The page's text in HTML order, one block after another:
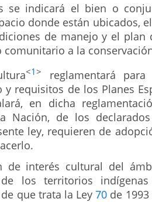
se indicará el bien o
donde están ubicados,
de manejo y el plan
comunitario a la
<1>
reglamentará
requisitos de los Planes
en dicha
Nación, de los
ley, requieren de
de interés cultural del
de los territorios
que trata la Ley70 de